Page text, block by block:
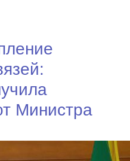
Министра